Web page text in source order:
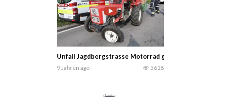
Unfall Jagdbergstrasse Motorrad gegen Traktor
9 Jahren ago 5618